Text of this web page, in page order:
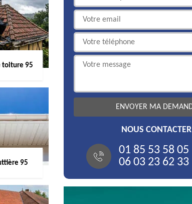
toiture 95
95
NOUS CONTACTER
01 85 53 58 05
06 03 23 62 33